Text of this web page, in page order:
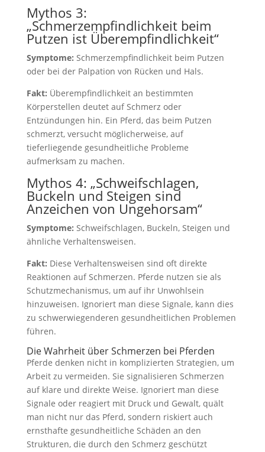
Mythos 3:
„Schmerzempfindlichkeit beim
Putzen ist Überempfindlichkeit“
Symptome: Schmerzempfindlichkeit beim Putzen
oder bei der Palpation von Rücken und Hals.
Fakt: Überempfindlichkeit an bestimmten
Körperstellen deutet auf Schmerz oder
Entzündungen hin. Ein Pferd, das beim Putzen
schmerzt, versucht möglicherweise, auf
tieferliegende gesundheitliche Probleme
aufmerksam zu machen.
Mythos 4: „Schweifschlagen,
Buckeln und Steigen sind
Anzeichen von Ungehorsam“
Symptome: Schweifschlagen, Buckeln, Steigen und
ähnliche Verhaltensweisen.
Fakt: Diese Verhaltensweisen sind oft direkte
Reaktionen auf Schmerzen. Pferde nutzen sie als
Schutzmechanismus, um auf ihr Unwohlsein
hinzuweisen. Ignoriert man diese Signale, kann dies
zu schwerwiegenderen gesundheitlichen Problemen
führen.
Die Wahrheit über Schmerzen bei Pferden
Pferde denken nicht in komplizierten Strategien, um
Arbeit zu vermeiden. Sie signalisieren Schmerzen
auf klare und direkte Weise. Ignoriert man diese
Signale oder reagiert mit Druck und Gewalt, quält
man nicht nur das Pferd, sondern riskiert auch
ernsthafte gesundheitliche Schäden an den
Strukturen, die durch den Schmerz geschützt